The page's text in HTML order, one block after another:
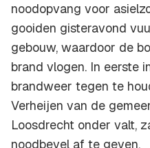
noodopvang voor
gooiden gisteravond
gebouw, waardoor de
brand vlogen. In eerste
brandweer tegen te
Verheijen van de
Loosdrecht onder valt,
noodbevel af te geven.